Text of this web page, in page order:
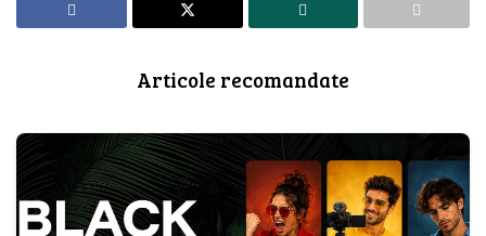
Articole recomandate